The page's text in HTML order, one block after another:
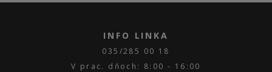
INFO LINKA
035/285 00 18
V prac. dňoch: 8:00 - 16:00